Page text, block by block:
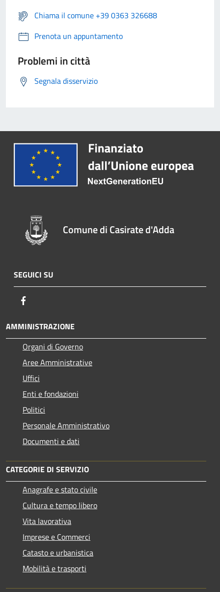
Chiama il comune +39 0363 326688
Prenota un appuntamento
Problemi in città
Segnala disservizio
Comune di Casirate d'Adda
SEGUICI SU
AMMINISTRAZIONE
Organi di Governo
Aree Amministrative
Uffici
Enti e fondazioni
Politici
Personale Amministrativo
Documenti e dati
CATEGORIE DI SERVIZIO
Anagrafe e stato civile
Cultura e tempo libero
Vita lavorativa
Imprese e Commerci
Catasto e urbanistica
Mobilità e trasporti